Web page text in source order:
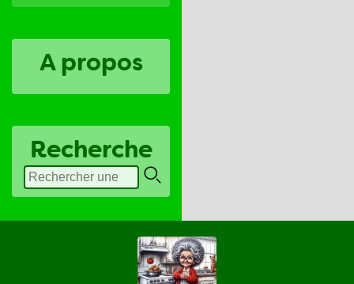
A propos
Recherche